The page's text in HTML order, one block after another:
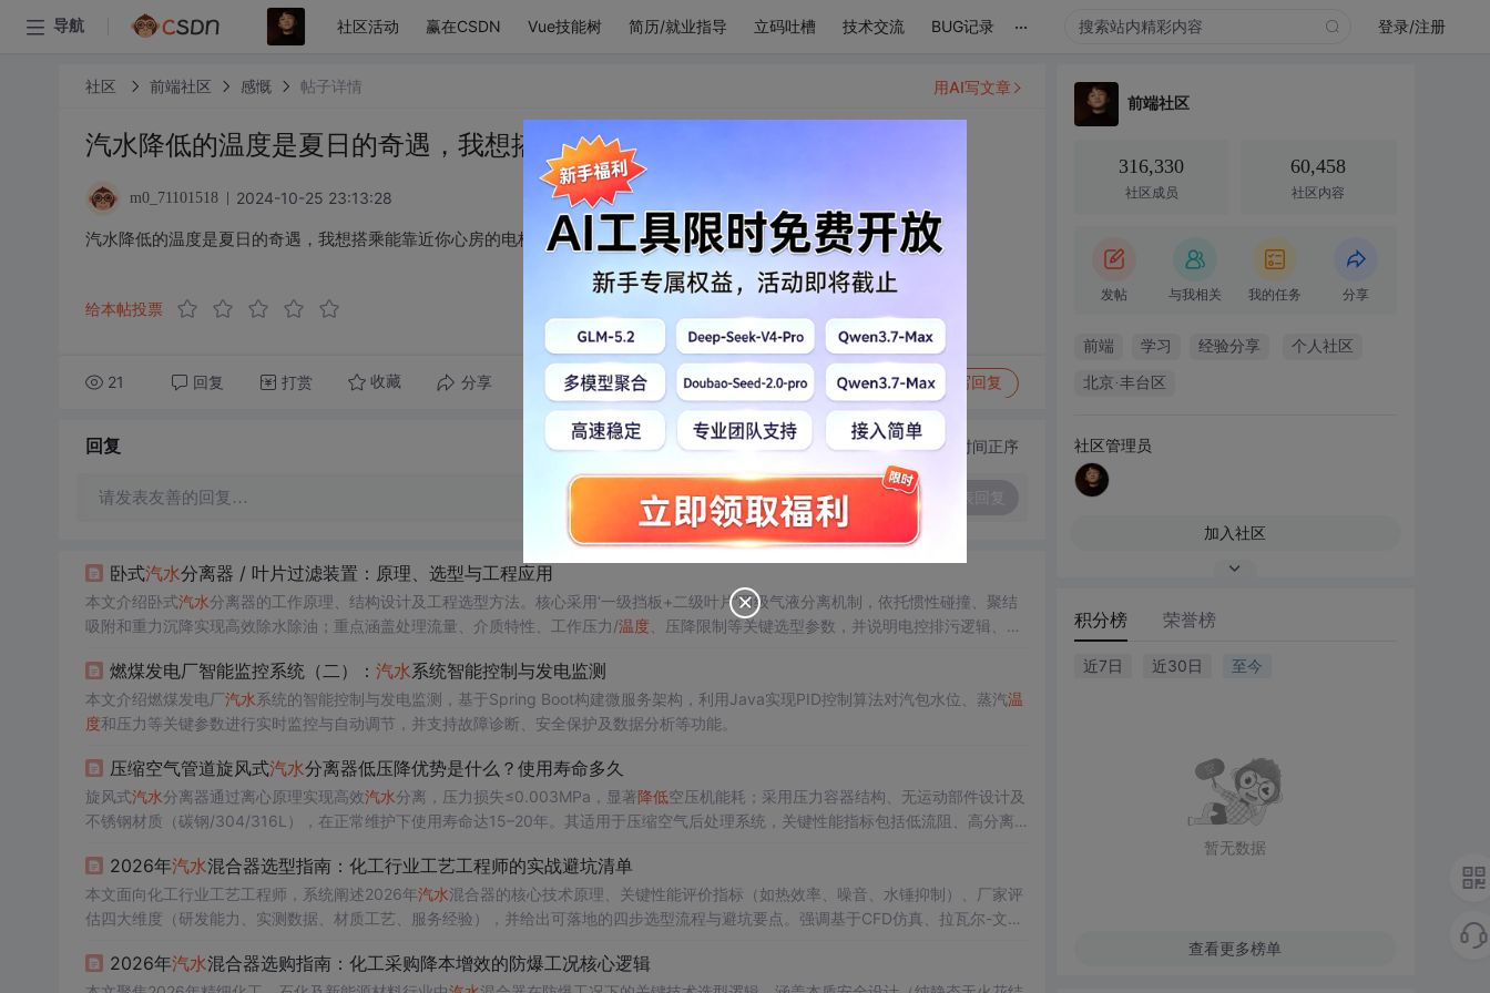
导航 社区活动 赢在CSDN Vue技能树 简历/就业指导 立码吐槽 技术交流 BUG记录 ... 登录/注册
社区 前端社区 感慨 帖子详情
汽水降低的温度是夏日的奇遇，我想搭乘能靠近你心房的电梯
m0_71101518 2024-10-25 23:13:28
汽水降低的温度是夏日的奇遇，我想搭乘能靠近你心房的电梯
给本帖投票
21 回复 打赏 收藏 分享 转发到动态 举报 写回复
用AI写文章
回复 切换为时间正序
请发表友善的回复…
卧式汽水分离器 / 叶片过滤装置：原理、选型与工程应用
本文介绍卧式汽水分离器的工作原理、结构设计及工程选型方法。核心采用‘一级挡板+二级叶片’两级气液分离机制，依托惯性碰撞、聚结
吸附和重力沉降实现高效除水除油；重点涵盖处理流量、介质特性、工作压力/温度 、压降限制等关键选型参数，并说明电控排污逻辑、安
燃煤发电厂智能监控系统（二）： 汽水系统智能控制与发电监测
本文介绍燃煤发电厂汽水系统的智能控制与发电监测，基于Spring Boot构建微服务架构，利用Java实现PID控制算法对汽包水位、蒸汽温
度和压力等关键参数进行实时监控与自动调节，并支持故障诊断、安全保护及数据分析等功能。
压缩空气管道旋风式汽水分离器低压降优势是什么？使用寿命多久
旋风式汽水分离器通过离心原理实现高效汽水分离，压力损失≤0.003MPa，显著降低空压机能耗；采用压力容器结构、无运动部件设计及
不锈钢材质（碳钢/304/316L），在正常维护下使用寿命达15–20年。其适用于压缩空气后处理系统，关键性能指标包括低流阻、高分离
2026年汽水混合器选型指南：化工行业工艺工程师的实战避坑清单
本文面向化工行业工艺工程师，系统阐述2026年汽水混合器的核心技术原理、关键性能评价指标（如热效率、噪音、水锤抑制）、厂家评
估四大维度（研发能力、实测数据、材质工艺、服务经验），并给出可落地的四步选型流程与避坑要点。强调基于CFD仿真、拉瓦尔-文丘
2026年汽水混合器选购指南：化工采购降本增效的防爆工况核心逻辑
前端社区
316,330
社区成员
60,458
社区内容
发帖 与我相关 我的任务 分享
前端 学习 经验分享 个人社区
北京·丰台区
社区管理员
加入社区
积分榜 荣誉榜
近7日 近30日 至今
暂无数据
查看更多榜单